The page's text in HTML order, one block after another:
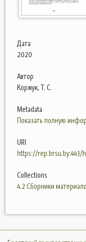
Дата
2020
Автор
Коржук, Т. С.
Metadata
Показать полную
URI
https://rep.brsu.by:443/
Collections
4.2 Сборники